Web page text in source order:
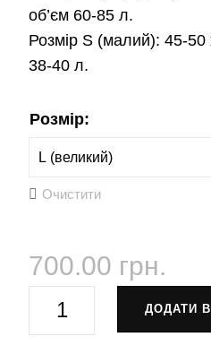
об’єм 60-85 л.
Розмір S (малий): 45-50
38-40 л.
Розмір:
Очистити
700.00 грн.
ДОДАТИ